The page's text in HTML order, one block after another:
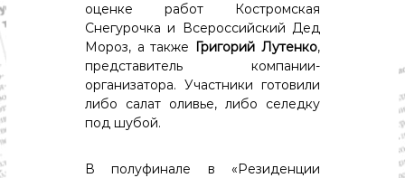
т
и
.
Н
в
о
оценке работ Костромская
Снегурочка и Всероссийский Дед
Мороз, а также Григорий Лутенко,
представитель компании-
организатора. Участники готовили
либо салат оливье, либо селедку
под шубой.
В полуфинале в «Резиденции